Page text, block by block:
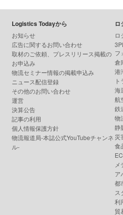
Logistics Todayから
お知らせ
広告に関するお問い合わせ
取材のご依頼、プレスリリース掲載の
お申込み
物流セミナー情報の掲載申込み
ニュース配信登録
その他のお問い合わせ
運営
決算公告
記事の利用
個人情報保護方針
物流報道局-本誌公式YouTubeチャンネ
ル-
ロ
ロ
3PL
フ
倉
港
海
航
鉄
物
静
災
食
ア
都
ス
利
貿